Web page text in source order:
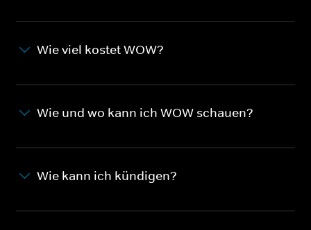
Wie viel kostet WOW?
Wie und wo kann ich WOW schauen?
Wie kann ich kündigen?